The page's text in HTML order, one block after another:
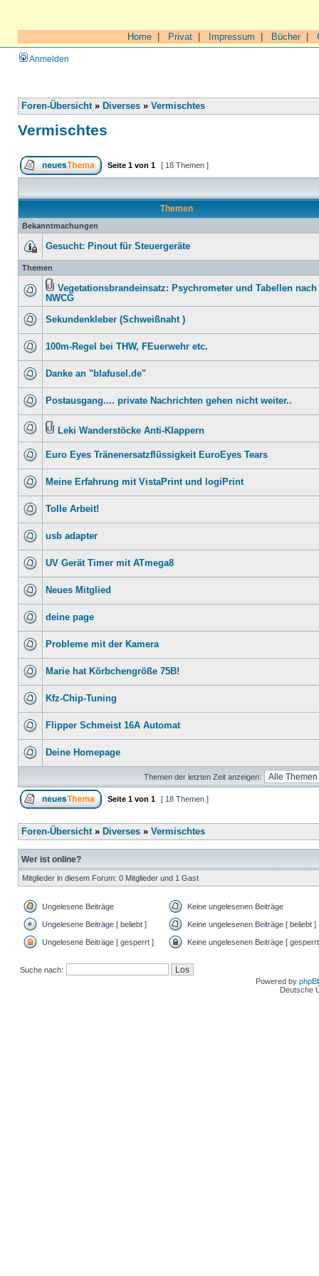
Home Privat Impressum Bücher|
Anmelden
Foren-Übersicht» Diverses » Vermischtes
Vermischtes
Seite 1 von 1 [ 18 Themen ]
Themen
Bekanntmachungen
Gesucht: Pinout für Steuergeräte
Themen
Vegetationsbrandeinsatz: Psychrometer und Tabellen nach
NWCG
Sekundenkleber (Schweißnaht )
100m-Regel bei THW, FEuerwehr etc.
Danke an "blafusel.de"
Postausgang.... private Nachrichten gehen nicht weiter..
Leki Wanderstöcke Anti-Klappern
Euro Eyes Tränenersatzflüssigkeit EuroEyes Tears
Meine Erfahrung mit VistaPrint und logiPrint
Tolle Arbeit!
usb adapter
UV Gerät Timer mit ATmega8
Neues Mitglied
deine page
Probleme mit der Kamera
Marie hat Körbchengröße 75B!
Kfz-Chip-Tuning
Flipper Schmeist 16A Automat
Deine Homepage
Themen der letzten Zeit anzeigen:
Seite 1 von 1 [ 18 Themen ]
Foren-Übersicht» Diverses » Vermischtes
Wer ist online?
Mitglieder in diesem Forum: 0 Mitglieder und 1 Gast
Ungelesene Beiträge Keine ungelesenen Beiträge
Ungelesene Beiträge [ beliebt ] Keine ungelesenen Beiträge [ beliebt ]
Ungelesene Beiträge [ gesperrt ] Keine ungelesenen Beiträge [
Suche nach:
Powered by
Deutsche